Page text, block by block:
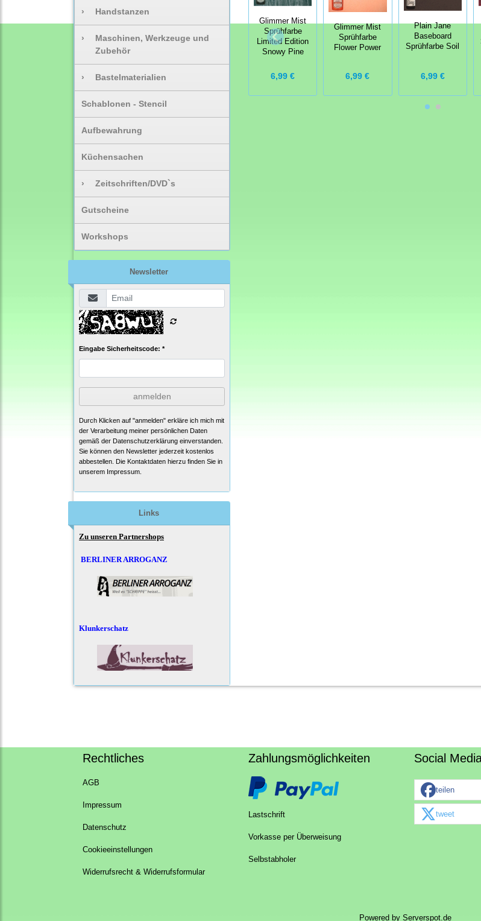
› Handstanzen
›
Maschinen, Werkzeuge und
Zubehör
› Bastelmaterialien
Schablonen - Stencil
Aufbewahrung
Küchensachen
› Zeitschriften/DVD`s
Gutscheine
Workshops
Newsletter
Eingabe Sicherheitscode: *
anmelden
Durch Klicken auf "anmelden" erkläre ich mich mit
der Verarbeitung meiner persönlichen Daten
gemäß der Datenschutzerklärung einverstanden.
Sie können den Newsletter jederzeit kostenlos
abbestellen. Die Kontaktdaten hierzu finden Sie in
unserem Impressum.
Links
Zu unseren Partnershops
BERLINER ARROGANZ
Klunkerschatz
Glimmer Mist
Sprühfarbe
Limited Edition
Snowy Pine
6,99 €
Glimmer Mist
Sprühfarbe
Flower Power
6,99 €
Plain Jane
Baseboard
Sprühfarbe Soil
6,99 €
Rechtliches
AGB
Impressum
Datenschutz
Cookieeinstellungen
Widerrufsrecht & Widerrufsformular
Zahlungsmöglichkeiten
Lastschrift
Vorkasse per Überweisung
Selbstabholer
Social
teilen
tweet
Powered by Serverspot.de